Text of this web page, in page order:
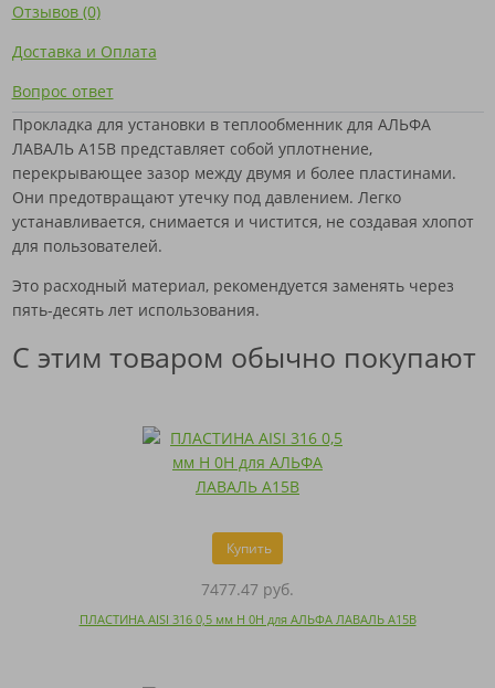
Отзывов (0)
Доставка и Оплата
Вопрос ответ
Прокладка для установки в теплообменник для АЛЬФА
ЛАВАЛЬ A15B представляет собой уплотнение,
перекрывающее зазор между двумя и более пластинами.
Они предотвращают утечку под давлением. Легко
устанавливается, снимается и чистится, не создавая хлопот
для пользователей.
Это расходный материал, рекомендуется заменять через
пять-десять лет использования.
С этим товаром обычно покупают
Купить
7477.47 руб.
ПЛАСТИНА AISI 316 0,5 мм H 0H для АЛЬФА ЛАВАЛЬ A15B